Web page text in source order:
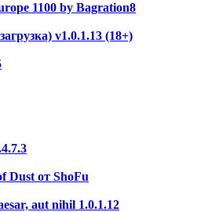
1100 by Bagration8
v1.0.1.13 (18+)
Dust от ShoFu
aut nihil 1.0.1.12